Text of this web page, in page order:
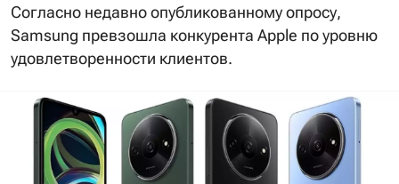
Согласно недавно опубликованному опросу,
Samsung превзошла конкурента Apple по уровню
удовлетворенности клиентов.